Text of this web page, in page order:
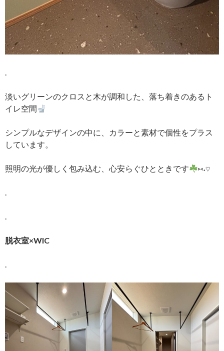
.
淡いグリーンのクロスと木が調和した、落ち着きのあるト
イレ空間
シンプルなデザインの中に、カラーと素材で個性をプラス
しています。
照明の光が優しく包み込む、心安らぐひとときです ⑅˖♡
.
.
脱衣室×WIC
.